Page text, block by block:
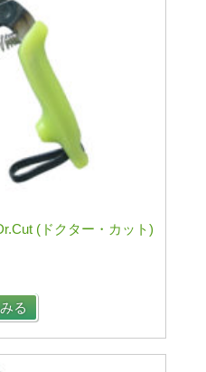
(ドクター・カット)
る